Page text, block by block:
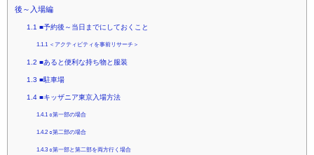
後～入場編
1.1 ■予約後～当日までにしておくこと
1.1.1 ＜アクティビティを事前リサーチ＞
1.2 ■あると便利な持ち物と服装
1.3 ■駐車場
1.4■キッザニア東京入場方法
1.4.1 ○第一部の場合
1.4.2 ○第二部の場合
1.4.3 ○第一部と第二部を両方行く場合